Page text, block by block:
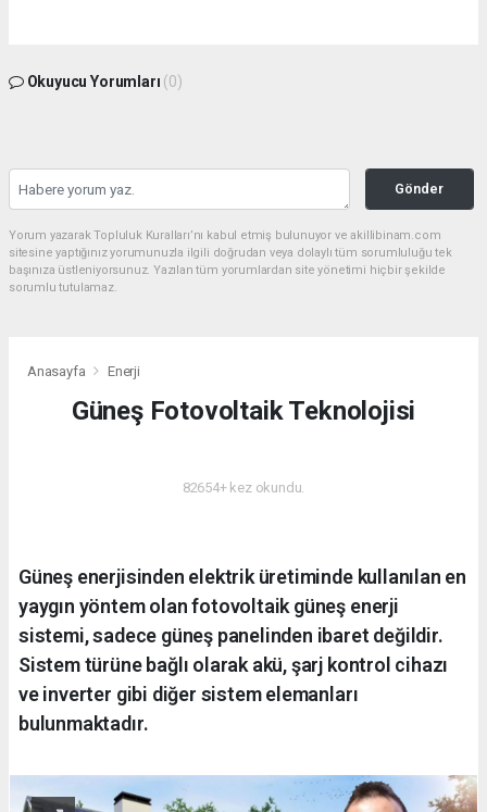
Okuyucu Yorumları (0)
Gönder
Yorum yazarak Topluluk Kuralları’nı kabul etmiş bulunuyor ve akillibinam.com
sitesine yaptığınız yorumunuzla ilgili doğrudan veya dolaylı tüm sorumluluğu tek
başınıza üstleniyorsunuz. Yazılan tüm yorumlardan site yönetimi hiçbir şekilde
sorumlu tutulamaz.
Anasayfa Enerji
Güneş Fotovoltaik Teknolojisi
82654+ kez okundu.
Güneş enerjisinden elektrik üretiminde kullanılan en
yaygın yöntem olan fotovoltaik güneş enerji
sistemi, sadece güneş panelinden ibaret değildir.
Sistem türüne bağlı olarak akü, şarj kontrol cihazı
ve inverter gibi diğer sistem elemanları
bulunmaktadır.